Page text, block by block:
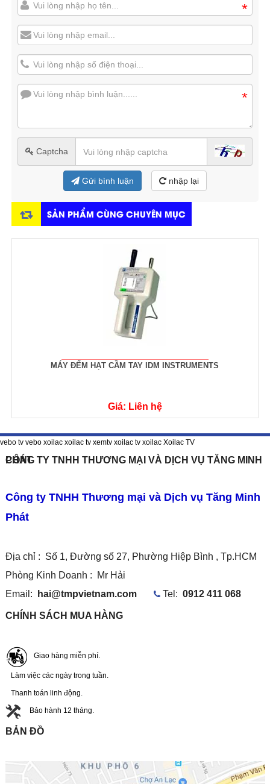
*
*
Captcha
Gửi bình luận nhập lại
SẢN PHẨM CÙNG CHUYÊN MỤC
MÁY ĐẾM HẠT CẦM TAY IDM INSTRUMENTS
Giá: Liên hệ
vebo tv vebo xoilac xoilac tv xemtv xoilac tv xoilac Xoilac TV
CÔNG TY TNHH THƯƠNG MẠI VÀ DỊCH VỤ TĂNG MINH PHÁT
Công ty TNHH Thương mại và Dịch vụ Tăng Minh
Phát
Địa chỉ : Số 1, Đường số 27, Phường Hiệp Bình , Tp.HCM
Phòng Kinh Doanh :
Mr Hải
Email:
hai@tmpvietnam.com Tel: 0912 411 068
CHÍNH SÁCH MUA HÀNG
Giao hàng miễn phí.
Làm việc các ngày trong tuần.
Thanh toán linh động.
Bảo hành 12 tháng.
BẢN ĐỒ